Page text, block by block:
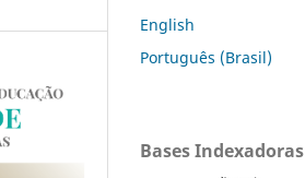
English
Português (Brasil)
Bases Indexadoras